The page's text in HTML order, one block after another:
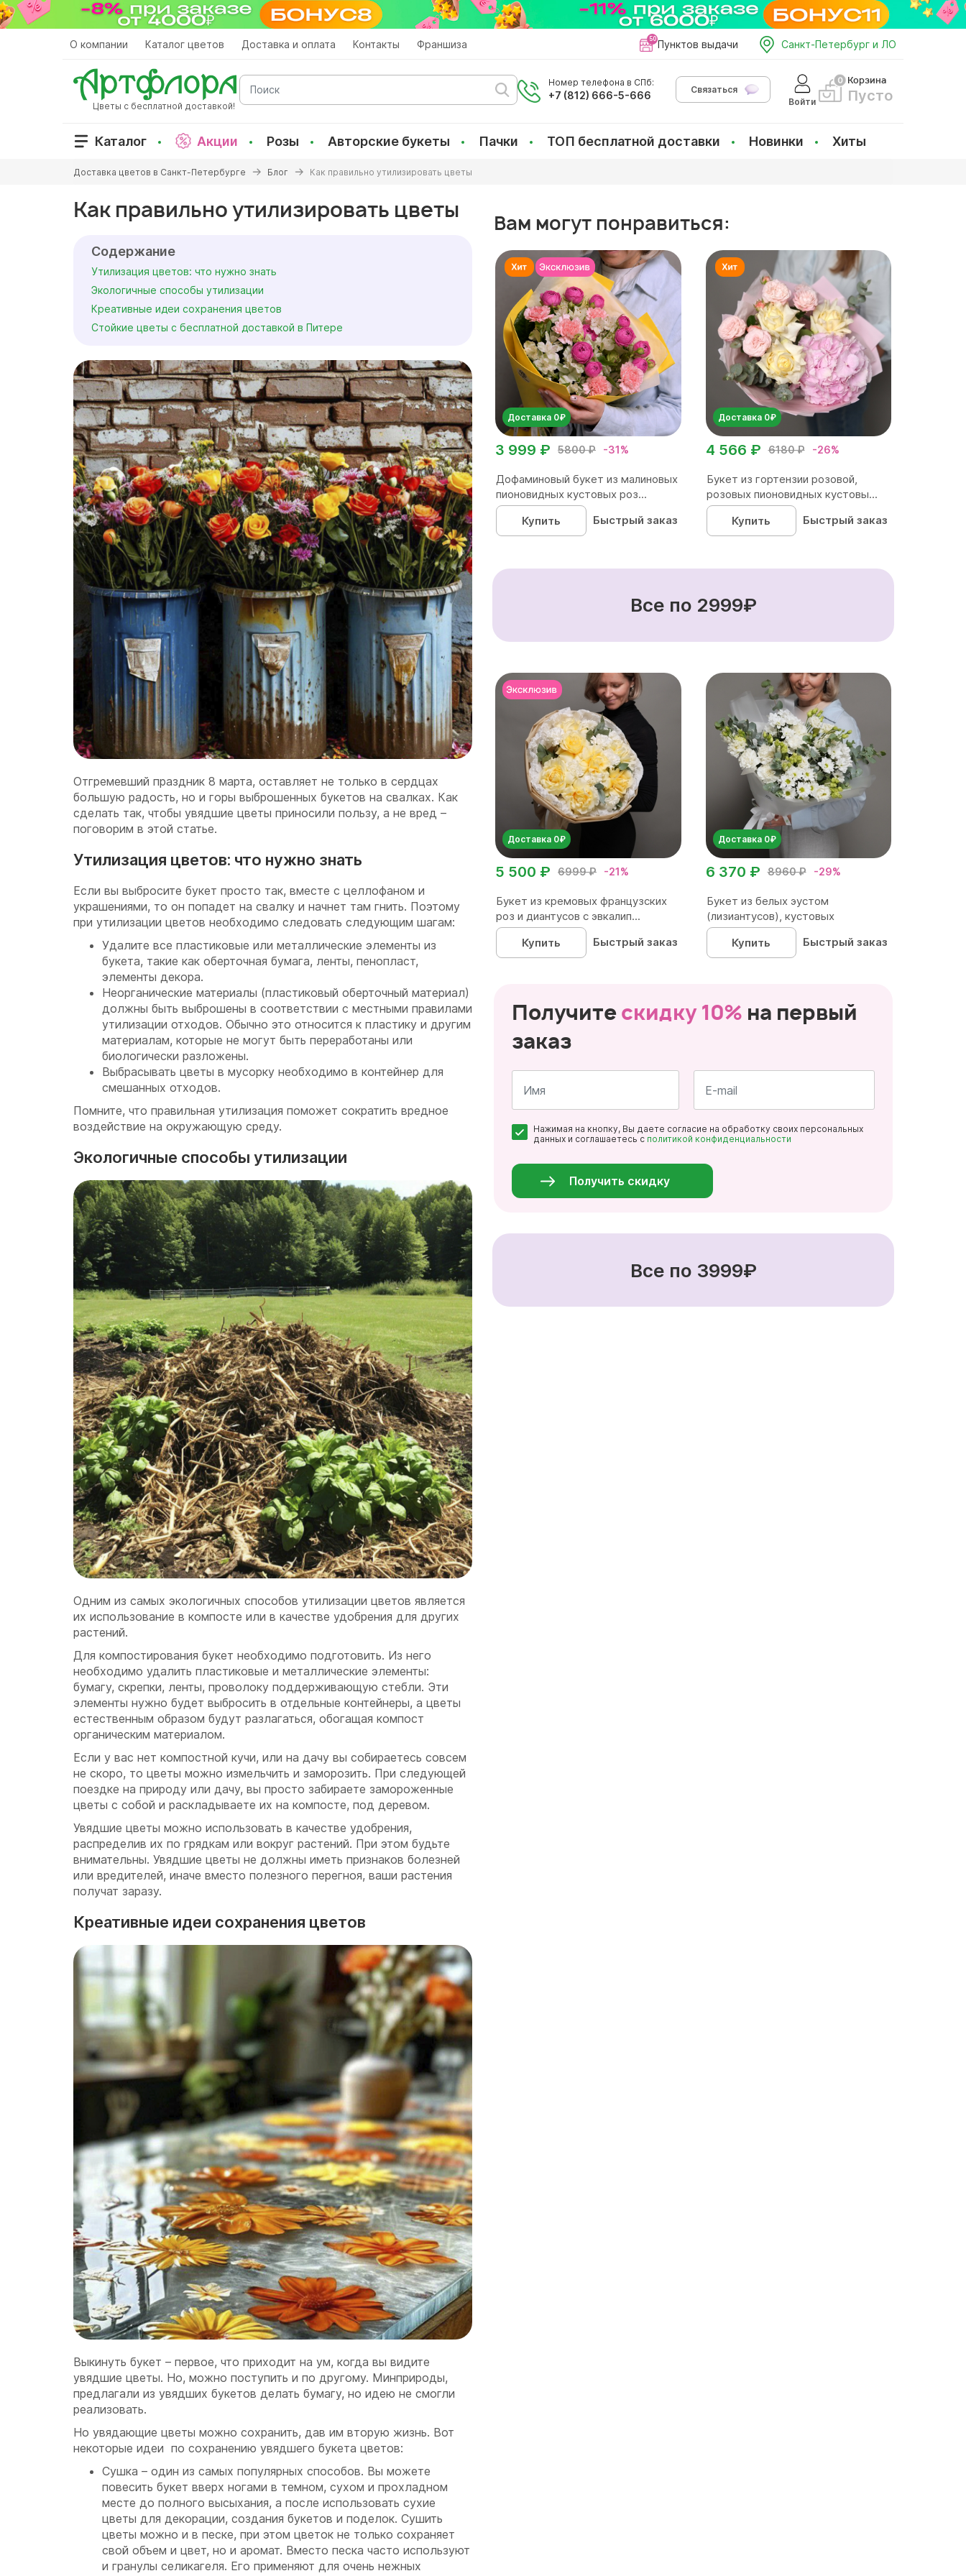
Перейти
к
О компании Каталог цветов Доставка и оплата Контакты Франшиза Пунктов выдачи Санкт-Петербург и ЛО
Цветы с бесплатной доставкой!
Поиск
Номер телефона в СПб:
+7 (812) 666-5-666
Связаться
Войти
Корзина
Пусто
Каталог Акции Розы Авторские букеты Пачки ТОП бесплатной доставки Новинки Хиты
здесь
Доставка цветов в Санкт-Петербурге Блог Как правильно утилизировать цветы
Как правильно утилизировать цветы
Содержание
Утилизация цветов: что нужно знать
Экологичные способы утилизации
Креативные идеи сохранения цветов
Стойкие цветы с бесплатной доставкой в Питере
Отгремевший праздник 8 марта, оставляет не только в сердцах
большую радость, но и горы выброшенных букетов на свалках. Как
сделать так, чтобы увядшие цветы приносили пользу, а не вред –
поговорим в этой статье.
Утилизация цветов: что нужно знать
Если вы выбросите букет просто так, вместе с целлофаном и
украшениями, то он попадет на свалку и начнет там гнить. Поэтому
при утилизации цветов необходимо следовать следующим шагам:
Удалите все пластиковые или металлические элементы из
букета, такие как оберточная бумага, ленты, пенопласт,
элементы декора.
Неорганические материалы (пластиковый оберточный материал)
должны быть выброшены в соответствии с местными правилами
утилизации отходов. Обычно это относится к пластику и другим
материалам, которые не могут быть переработаны или
биологически разложены.
Выбрасывать цветы в мусорку необходимо в контейнер для
смешанных отходов.
Помните, что правильная утилизация поможет сократить вредное
воздействие на окружающую среду.
Экологичные способы утилизации
Одним из самых экологичных способов утилизации цветов является
их использование в компосте или в качестве удобрения для других
растений.
Для компостирования букет необходимо подготовить. Из него
необходимо удалить пластиковые и металлические элементы:
бумагу, скрепки, ленты, проволоку поддерживающую стебли. Эти
элементы нужно будет выбросить в отдельные контейнеры, а цветы
естественным образом будут разлагаться, обогащая компост
органическим материалом.
Если у вас нет компостной кучи, или на дачу вы собираетесь совсем
не скоро, то цветы можно измельчить и заморозить. При следующей
поездке на природу или дачу, вы просто забираете замороженные
цветы с собой и раскладываете их на компосте, под деревом.
Увядшие цветы можно использовать в качестве удобрения,
распределив их по грядкам или вокруг растений. При этом будьте
внимательны. Увядшие цветы не должны иметь признаков болезней
или вредителей, иначе вместо полезного перегноя, ваши растения
получат заразу.
Креативные идеи сохранения цветов
Выкинуть букет – первое, что приходит на ум, когда вы видите
увядшие цветы. Но, можно поступить и по другому. Минприроды,
предлагали из увядших букетов делать бумагу, но идею не смогли
реализовать.
Но увядающие цветы можно сохранить, дав им вторую жизнь. Вот
некоторые идеи по сохранению увядшего букета цветов:
Сушка – один из самых популярных способов. Вы можете
повесить букет вверх ногами в темном, сухом и прохладном
месте до полного высыхания, а после использовать сухие
цветы для декорации, создания букетов и поделок. Сушить
цветы можно и в песке, при этом цветок не только сохраняет
свой объем и цвет, но и аромат. Вместо песка часто используют
и гранулы селикагеля. Его применяют для очень нежных
Вам могут понравиться:
Доставка 0₽
5800 ₽ -31%
3 999 ₽
Дофаминовый букет из малиновых
пионовидных кустовых роз...
Купить
Быстрый заказ
Доставка 0₽
6180 ₽ -26%
4 566 ₽
Букет из гортензии розовой,
розовых пионовидных кустовы...
Купить
Быстрый заказ
Все по 2999₽
Доставка 0₽
6999 ₽ -21%
5 500 ₽
Букет из кремовых французских
роз и диантусов с эвкалип...
Купить
Быстрый заказ
Доставка 0₽
8960 ₽ -29%
6 370 ₽
Букет из белых эустом
(лизиантусов), кустовых
хризантем...
Купить
Быстрый заказ
Получитескидку 10% на первый
заказ
*
*
Нажимая на кнопку, Вы даете согласие на обработку своих персональных
данных и соглашаетесь с политикой конфиденциальности
Получить скидку
Все по 3999₽